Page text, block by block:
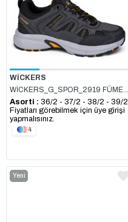
WİCKERS
Asorti : 36/2 - 37/2 - 38/2 - 39/2
Fiyatları görebilmek için üye girişi
yapmalısınız.
4
Yeni